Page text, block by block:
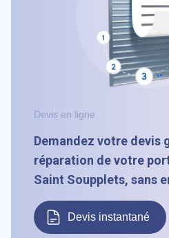
Devis en ligne
Demandez votre devis
réparation de votre
Saint Soupplets, sans
Devis instantané